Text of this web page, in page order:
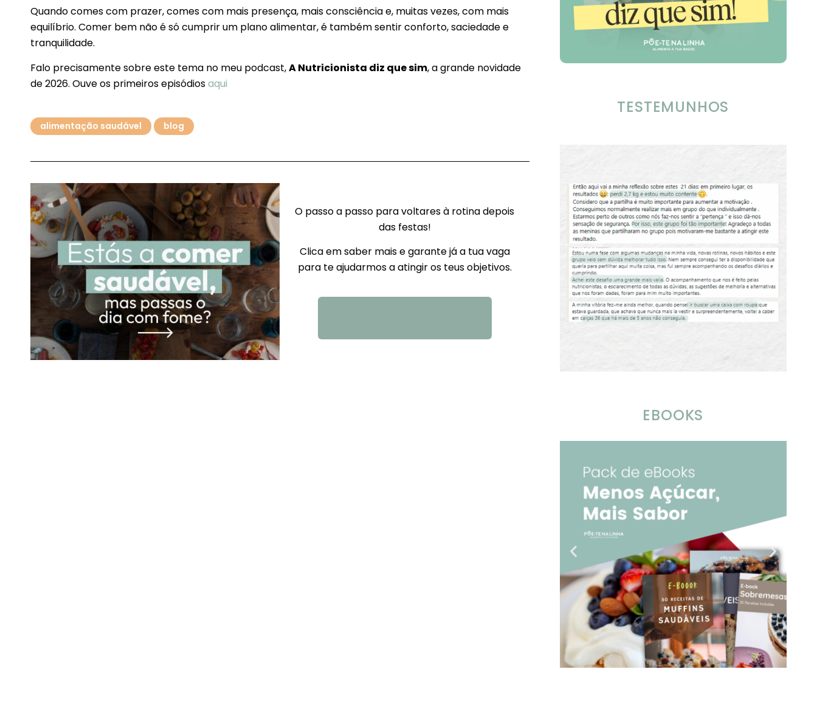
Quando comes com prazer, comes com mais presença, mais consciência e, muitas vezes, com mais
equilíbrio. Comer bem não é só cumprir um plano alimentar, é também sentir conforto, saciedade e
tranquilidade.
Falo precisamente sobre este tema no meu podcast,A Nutricionista diz que sim, a grande novidade
de 2026. Ouve os primeiros episódiosaqui
alimentação saudável blog
O passo a passo para voltares à rotina depois
das festas!
Clica em saber mais e garante já a tua vaga
para te ajudarmos a atingir os teus objetivos.
TESTEMUNHOS
EBOOKS